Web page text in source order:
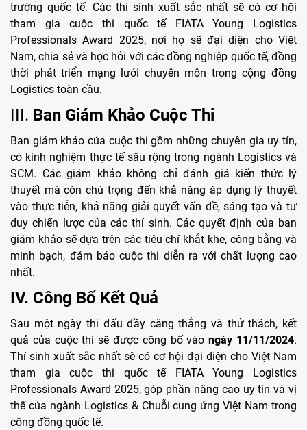
trường quốc tế. Các thí sinh xuất sắc nhất sẽ có cơ hội
tham gia cuộc thi quốc tế FIATA Young Logistics
Professionals Award 2025, nơi họ sẽ đại diện cho Việt
Nam, chia sẻ và học hỏi với các đồng nghiệp quốc tế, đồng
thời phát triển mạng lưới chuyên môn trong cộng đồng
Logistics toàn cầu.
III. Ban Giám Khảo Cuộc Thi
Ban giám khảo của cuộc thi gồm những chuyên gia uy tín,
có kinh nghiệm thực tế sâu rộng trong ngành Logistics và
SCM. Các giám khảo không chỉ đánh giá kiến thức lý
thuyết mà còn chú trọng đến khả năng áp dụng lý thuyết
vào thực tiễn, khả năng giải quyết vấn đề, sáng tạo và tư
duy chiến lược của các thí sinh. Các quyết định của ban
giám khảo sẽ dựa trên các tiêu chí khắt khe, công bằng và
minh bạch, đảm bảo cuộc thi diễn ra với chất lượng cao
nhất.
IV. Công Bố Kết Quả
Sau một ngày thi đấu đầy căng thẳng và thử thách, kết
quả của cuộc thi sẽ được công bố vàongày 11/11/2024.
Thí sinh xuất sắc nhất sẽ có cơ hội đại diện cho Việt Nam
tham gia cuộc thi quốc tế FIATA Young Logistics
Professionals Award 2025, góp phần nâng cao uy tín và vị
thế của ngành Logistics & Chuỗi cung ứng Việt Nam trong
cộng đồng quốc tế.